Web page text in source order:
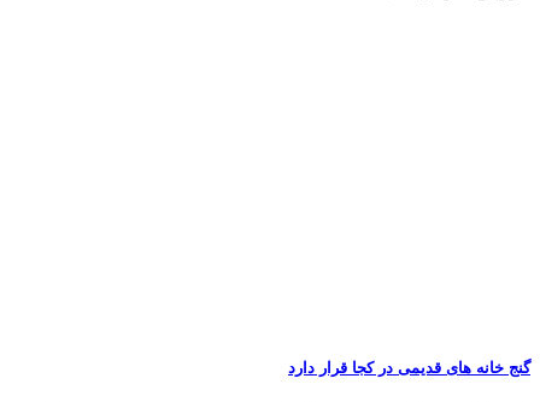
گنج خانه های قدیمی در کجا قرار دارد